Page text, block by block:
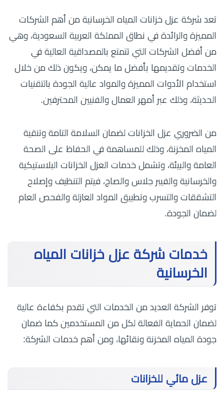
تعد شركة عزل خزانات المياه الخرسانية من أهم الشركات
المميزة والرائدة في نطاق المملكة العربية السعودية، وهي
من أفضل الشركات التي تتمتع بالمصداقية العالية في
الخدمات وتقديمها بأفضل ما يمكن، ويكون ذلك من خلال
استخدام الأدوات المميزة والمواد عالية الجودة بالتقنيات
الحديثة، وذلك عبر أمهر العمال والفنيين المحترفين.
من الضروري عزل الخزانات لضمان السلامة التامة وتنقية
المياه المخزنة، وذلك للمساهمة في الحفاظ على الصحة
العامة والبيئة، وتشمل خدمات العزل الخزانات البلاستيكية
والخرسانية والفيبر جلاس والصاج، فيتم التنظيف وإصلاح
التشققات والتسرب وتطبيق المواد العازلة والفحص العام
لضمان الجودة.
خدمات شركة عزل خزانات المياه
الخرسانية
توفر الشركة العديد من الخدمات التي تقدم بكفاءة عالية
لضمان الحماية الفعالة لكل من المستخدمين كما ضمان
جودة المياه المخزنة ونقائها، ومن أهم خدمات الشركة:
عزل مائي للخزانات